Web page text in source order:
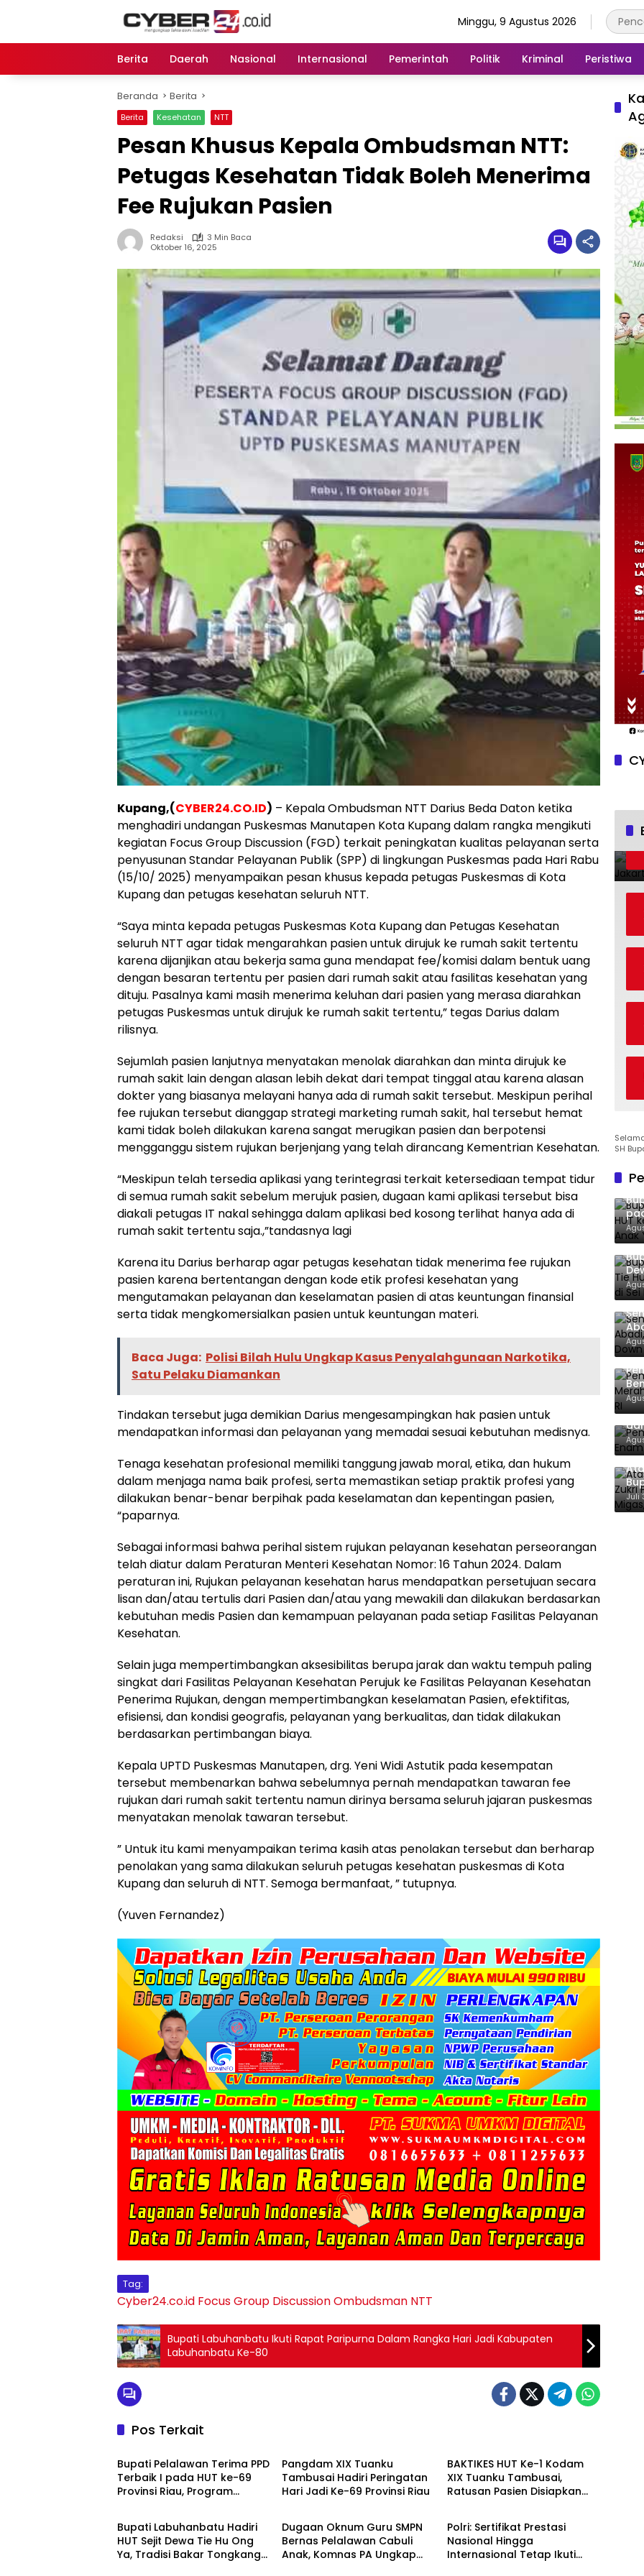
Minggu, 9 Agustus 2026
Berita Daerah Nasional Internasional Pemerintah Politik Kriminal Peristiwa
Beranda Berita
Berita Kesehatan NTT
Pesan Khusus Kepala Ombudsman NTT:
Petugas Kesehatan Tidak Boleh Menerima
Fee Rujukan Pasien
Redaksi
3 Min Baca
Oktober 16, 2025
Kupang,(CYBER24.CO.ID) – Kepala Ombudsman NTT Darius Beda Daton ketika
menghadiri undangan Puskesmas Manutapen Kota Kupang dalam rangka mengikuti
kegiatan Focus Group Discussion (FGD) terkait peningkatan kualitas pelayanan serta
penyusunan Standar Pelayanan Publik (SPP) di lingkungan Puskesmas pada Hari Rabu
(15/10/ 2025) menyampaikan pesan khusus kepada petugas Puskesmas di Kota
Kupang dan petugas kesehatan seluruh NTT.
“Saya minta kepada petugas Puskesmas Kota Kupang dan Petugas Kesehatan
seluruh NTT agar tidak mengarahkan pasien untuk dirujuk ke rumah sakit tertentu
karena dijanjikan atau bekerja sama guna mendapat fee/komisi dalam bentuk uang
dengan besaran tertentu per pasien dari rumah sakit atau fasilitas kesehatan yang
dituju. Pasalnya kami masih menerima keluhan dari pasien yang merasa diarahkan
petugas Puskesmas untuk dirujuk ke rumah sakit tertentu,” tegas Darius dalam
rilisnya.
Sejumlah pasien lanjutnya menyatakan menolak diarahkan dan minta dirujuk ke
rumah sakit lain dengan alasan lebih dekat dari tempat tinggal atau karena alasan
dokter yang biasanya melayani hanya ada di rumah sakit tersebut. Meskipun perihal
fee rujukan tersebut dianggap strategi marketing rumah sakit, hal tersebut hemat
kami tidak boleh dilakukan karena sangat merugikan pasien dan berpotensi
mengganggu sistem rujukan berjenjang yang telah dirancang Kementrian Kesehatan.
“Meskipun telah tersedia aplikasi yang terintegrasi terkait ketersediaan tempat tidur
di semua rumah sakit sebelum merujuk pasien, dugaan kami aplikasi tersebut bisa
diakali petugas IT nakal sehingga dalam aplikasi bed kosong terlihat hanya ada di
rumah sakit tertentu saja.,”tandasnya lagi
Karena itu Darius berharap agar petugas kesehatan tidak menerima fee rujukan
pasien karena bertentangan dengan kode etik profesi kesehatan yang
mengutamakan pelayanan dan keselamatan pasien di atas keuntungan finansial
serta tidak mengkomersialkan pasien untuk keuntungan materi.
Baca Juga: Polisi Bilah Hulu Ungkap Kasus Penyalahgunaan Narkotika,
Satu Pelaku Diamankan
Tindakan tersebut juga demikian Darius mengesampingkan hak pasien untuk
mendapatkan informasi dan pelayanan yang memadai sesuai kebutuhan medisnya.
Tenaga kesehatan profesional memiliki tanggung jawab moral, etika, dan hukum
dalam menjaga nama baik profesi, serta memastikan setiap praktik profesi yang
dilakukan benar-benar berpihak pada keselamatan dan kepentingan pasien,
“paparnya.
Sebagai informasi bahwa perihal sistem rujukan pelayanan kesehatan perseorangan
telah diatur dalam Peraturan Menteri Kesehatan Nomor: 16 Tahun 2024. Dalam
peraturan ini, Rujukan pelayanan kesehatan harus mendapatkan persetujuan secara
lisan dan/atau tertulis dari Pasien dan/atau yang mewakili dan dilakukan berdasarkan
kebutuhan medis Pasien dan kemampuan pelayanan pada setiap Fasilitas Pelayanan
Kesehatan.
Selain juga mempertimbangkan aksesibilitas berupa jarak dan waktu tempuh paling
singkat dari Fasilitas Pelayanan Kesehatan Perujuk ke Fasilitas Pelayanan Kesehatan
Penerima Rujukan, dengan mempertimbangkan keselamatan Pasien, efektifitas,
efisiensi, dan kondisi geografis, pelayanan yang berkualitas, dan tidak dilakukan
berdasarkan pertimbangan biaya.
Kepala UPTD Puskesmas Manutapen, drg. Yeni Widi Astutik pada kesempatan
tersebut membenarkan bahwa sebelumnya pernah mendapatkan tawaran fee
rujukan dari rumah sakit tertentu namun dirinya bersama seluruh jajaran puskesmas
menyatakan menolak tawaran tersebut.
” Untuk itu kami menyampaikan terima kasih atas penolakan tersebut dan berharap
penolakan yang sama dilakukan seluruh petugas kesehatan puskesmas di Kota
Kupang dan seluruh di NTT. Semoga bermanfaat, ” tutupnya.
(Yuven Fernandez)
Tag:
Cyber24.co.id Focus Group DiscussionOmbudsman NTT
Bupati Labuhanbatu Ikuti Rapat Paripurna Dalam Rangka Hari Jadi Kabupaten
Labuhanbatu Ke-80
Pos Terkait
Berita
Bupati Pelalawan Terima PPD
Terbaik I pada HUT ke-69
Provinsi Riau, Program
Pangdam XIX Tuanku
Tambusai Hadiri Peringatan
Hari Jadi Ke-69 Provinsi Riau
BAKTIKES HUT Ke-1 Kodam
XIX Tuanku Tambusai,
Ratusan Pasien Disiapkan
Berita
Bupati Labuhanbatu Hadiri
HUT Sejit Dewa Tie Hu Ong
Ya, Tradisi Bakar Tongkang
Berita
Dugaan Oknum Guru SMPN
Bernas Pelalawan Cabuli
Anak, Komnas PA Ungkap
Berita
Polri: Sertifikat Prestasi
Nasional Hingga
Internasional Tetap Ikuti
Berita Berita Berita
SH
Juli